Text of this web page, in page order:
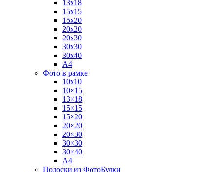
13х18
15х15
15х20
20х20
20х30
30х30
30х40
А4
Фото в рамке
10х10
10×15
13×18
15×15
15×20
20×20
20×30
30×30
30×40
A4
Полоски из ФотоБудки